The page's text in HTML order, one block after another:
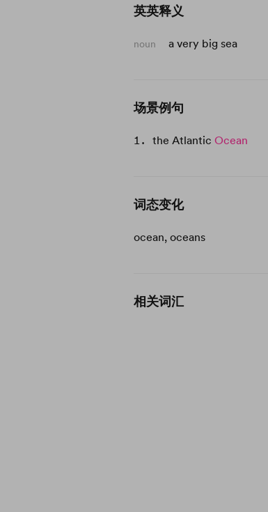
英英释义
noun a very big sea
场景例句
the Atlantic Ocean
词态变化
ocean, oceans
相关词汇